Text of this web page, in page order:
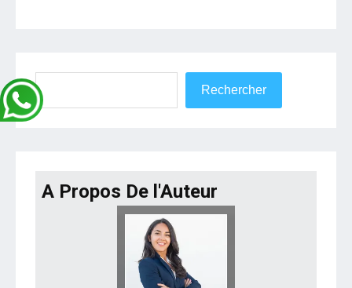
Rechercher
Rechercher
A Propos De l'Auteur